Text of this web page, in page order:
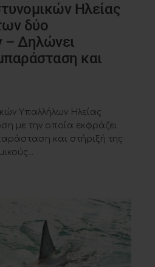
Ηλείας
δύο
– Δηλώνει
και
Υπαλλήλων Ηλείας
με την οποία εκφράζει
και στήριξή της